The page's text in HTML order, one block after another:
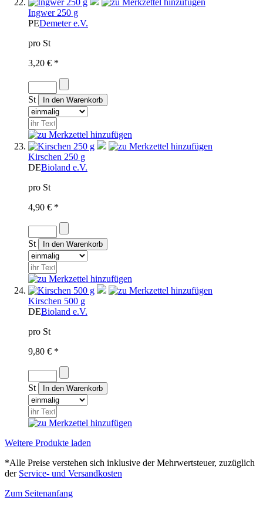
Ingwer 250 g
PEDemeter e.V.
pro St
3,20 € *
St
Kirschen 250 g
DEBioland e.V.
pro St
4,90 € *
St
Kirschen 500 g
DEBioland e.V.
pro St
9,80 € *
St
Weitere Produkte laden
*Alle Preise verstehen sich inklusive der Mehrwertsteuer, zuzüglich
der Service- und Versandkosten
Zum Seitenanfang